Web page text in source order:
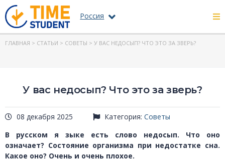
Россия
ГЛАВНАЯ > СТАТЬИ > СОВЕТЫ > У ВАС НЕДОСЫП? ЧТО ЭТО ЗА ЗВЕРЬ?
У вас недосып? Что это за зверь?
08 декабря 2025 Категория: Советы
В русском я зыке есть слово недосып. Что оно
означает? Состояние организма при недостатке сна.
Какое оно? Очень и очень плохое.